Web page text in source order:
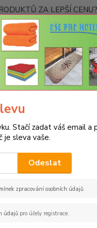
ZA LEPŠÍ
košile zelená kostka – velikost
kostka –
a s
nebo
Stačí zadat váš email a
je sleva vaše.
Odeslat
zpracování osobních údajů.
údajůpro účely registrace.